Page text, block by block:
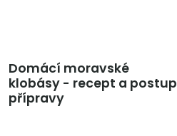
Domácí moravské
klobásy - recept a postup
přípravy